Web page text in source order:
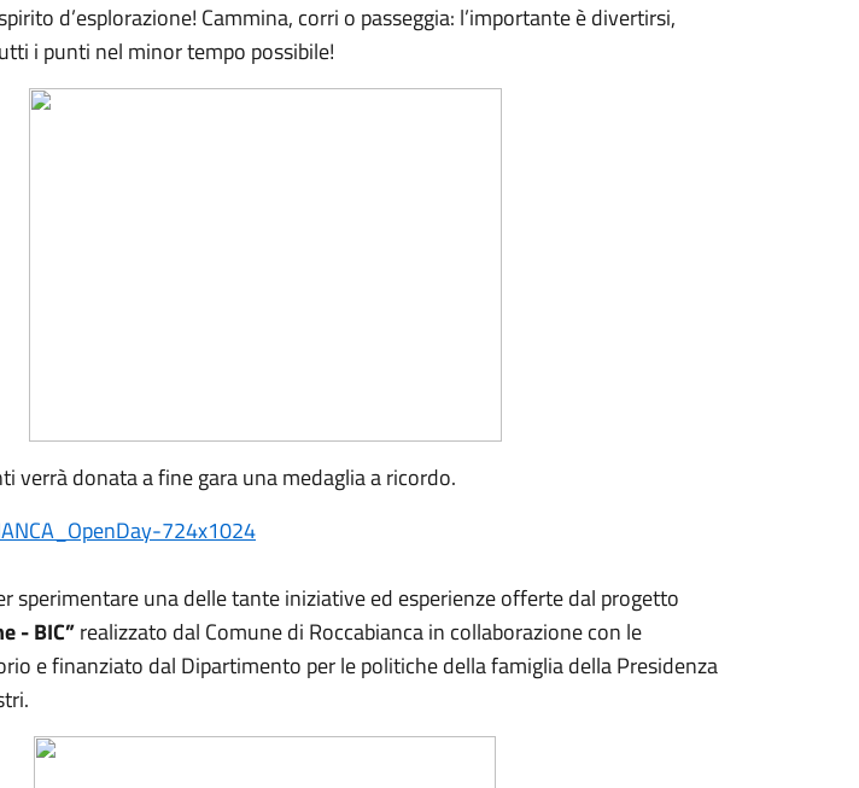
d’esplorazione! Cammina, corri o passeggia: l’importante è divertirsi,
i punti nel minor tempo possibile!
verrà donata a fine gara una medaglia a ricordo.
724x1024
sperimentare una delle tante iniziative ed esperienze offerte dal progetto
- BIC”realizzato dal Comune di Roccabianca in collaborazione con le
e finanziato dal Dipartimento per le politiche della famiglia della Presidenza